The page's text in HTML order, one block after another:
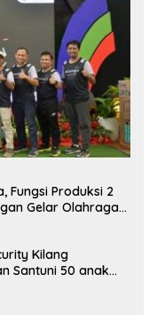
Fungsi Produksi 2
Gelar Olahraga
Kilang
Santuni 50 anak